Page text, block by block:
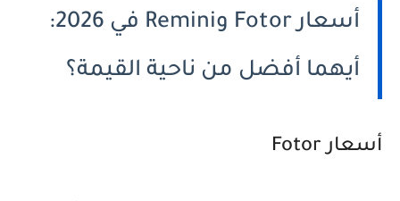
أسعار Fotor وRemini في 2026:
أيهما أفضل من ناحية القيمة؟
أسعار Fotor